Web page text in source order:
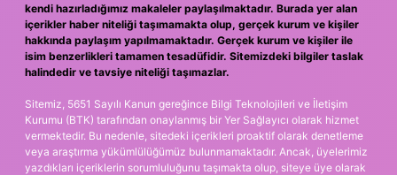
kendi hazırladığımız makaleler paylaşılmaktadır. Burada yer alan
içerikler haber niteliği taşımamakta olup, gerçek kurum ve kişiler
hakkında paylaşım yapılmamaktadır. Gerçek kurum ve kişiler ile
isim benzerlikleri tamamen tesadüfidir. Sitemizdeki bilgiler taslak
halindedir ve tavsiye niteliği taşımazlar.
Sitemiz, 5651 Sayılı Kanun gereğince Bilgi Teknolojileri ve İletişim
Kurumu (BTK) tarafından onaylanmış bir Yer Sağlayıcı olarak hizmet
vermektedir. Bu nedenle, sitedeki içerikleri proaktif olarak denetleme
veya araştırma yükümlülüğümüz bulunmamaktadır. Ancak, üyelerimiz
yazdıkları içeriklerin sorumluluğunu taşımakta olup, siteye üye olarak